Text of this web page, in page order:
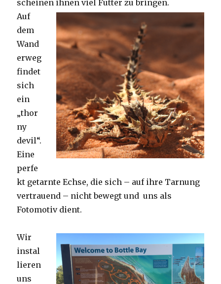
scheinen ihnen viel Futter zu bringen.
Auf
dem
Wand
erweg
findet
sich
ein
„thor
ny
devil“.
Eine
perfe
kt getarnte Echse, die sich – auf ihre Tarnung
vertrauend – nicht bewegt und uns als
Fotomotiv dient.
Wir
instal
lieren
uns